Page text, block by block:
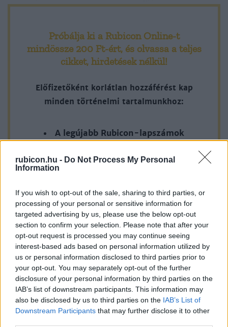
rubicon.hu - Do Not Process My Personal
Information
If you wish to opt-out of the sale, sharing to third parties, or
processing of your personal or sensitive information for
targeted advertising by us, please use the below opt-out
section to confirm your selection. Please note that after your
opt-out request is processed you may continue seeing
interest-based ads based on personal information utilized by
us or personal information disclosed to third parties prior to
your opt-out. You may separately opt-out of the further
disclosure of your personal information by third parties on the
IAB’s list of downstream participants. This information may
also be disclosed by us to third parties on the IAB’s List of
Downstream Participants that may further disclose it to other
Próbálja ki a Rubicon Online-t
mindössze 200 Ft-ért, és olvassa a teljes
cikket, hirdetések nélkül!
Előfizetőként korlátlan hozzáférést kap
minden történelmi tartalmunkhoz:
A legújabb Rubicon-lapszámok
Több mint 370 korábbi lapszámunk
Rubicon Online rovatok cikkei
Hirdetésmentes olvasó felület
Kedvenc cikkek elmentése, könyvjelzők
Az első hónap csak 200 Ft-ba kerül. Próbálja
ki!
KIPRÓBÁLOM 200 FT-ÉRT